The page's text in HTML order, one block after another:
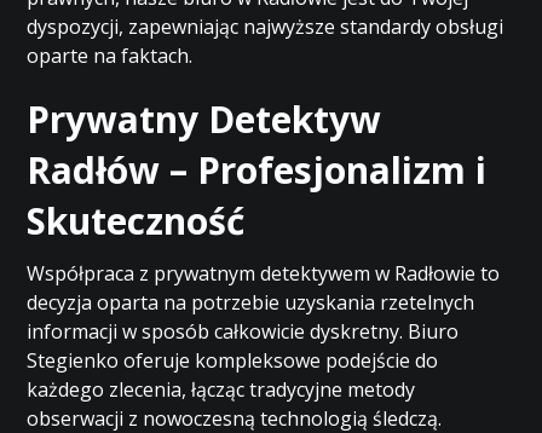
dyspozycji, zapewniając najwyższe standardy obsługi
oparte na faktach.
Prywatny Detektyw
Radłów – Profesjonalizm i
Skuteczność
Współpraca z prywatnym detektywem w Radłowie to
decyzja oparta na potrzebie uzyskania rzetelnych
informacji w sposób całkowicie dyskretny. Biuro
Stegienko oferuje kompleksowe podejście do
każdego zlecenia, łącząc tradycyjne metody
obserwacji z nowoczesną technologią śledczą.